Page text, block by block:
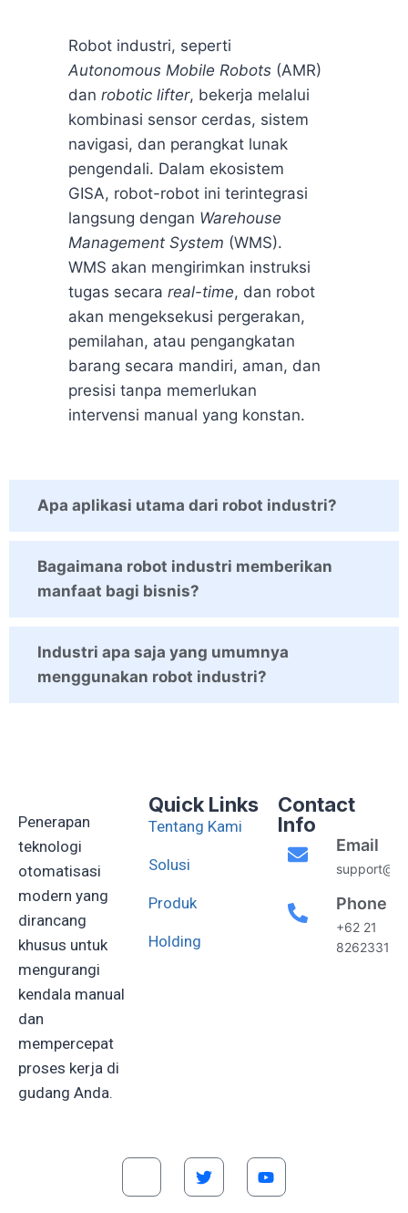
Robot industri, seperti
Autonomous Mobile Robots (AMR)
dan robotic lifter, bekerja melalui
kombinasi sensor cerdas, sistem
navigasi, dan perangkat lunak
pengendali. Dalam ekosistem
GISA, robot-robot ini terintegrasi
langsung dengan Warehouse
Management System (WMS).
WMS akan mengirimkan instruksi
tugas secara real-time, dan robot
akan mengeksekusi pergerakan,
pemilahan, atau pengangkatan
barang secara mandiri, aman, dan
presisi tanpa memerlukan
intervensi manual yang konstan.
Apa aplikasi utama dari robot industri?
Bagaimana robot industri memberikan
manfaat bagi bisnis?
Industri apa saja yang umumnya
menggunakan robot industri?
Penerapan
teknologi
otomatisasi
modern yang
dirancang
khusus untuk
mengurangi
kendala manual
dan
mempercepat
proses kerja di
gudang Anda.
Quick Links
Tentang Kami
Solusi
Produk
Holding
Contact
Info
Email
Phone
+62 21
82623311